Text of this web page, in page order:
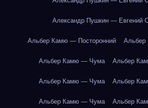
Александр Пушкин — Евгений
Альбер Камю — Посторонний
Альбер Камю — Чума Альбер
Альбер Камю — Чума Альбер
Альбер Камю — Чума Альбер